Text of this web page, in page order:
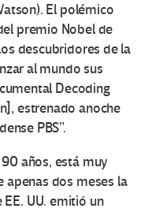
El polémico
premio Nobel de
descubridores de la
al mundo sus
Decoding
estrenado anoche
PBS”.
años, está muy
apenas dos meses la
UU. emitió un